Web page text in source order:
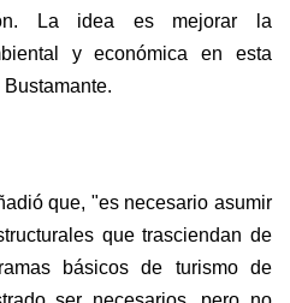
La idea es mejorar la
y económica en esta
que, "es necesario asumir
que trasciendan de
básicos de turismo de